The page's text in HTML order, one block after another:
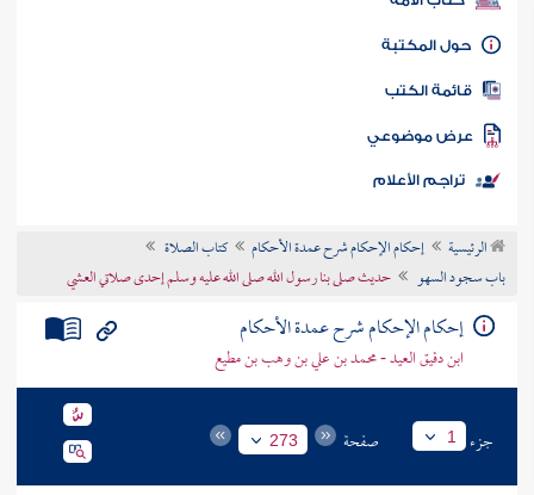
كتاب الأمة
المكتبة
الكتب
موضوعي
تراجم الأعلام
الرئيسية إحكام الإحكام شرح عمدة الأحكام
كتاب الصلاة
باب سجود السهو
حديث صلى بنا رسول الله صلى الله عليه وسلم إحدى صلاتي العشي
إحكام الإحكام شرح عمدة الأحكام
ابن دقيق العيد - محمد بن علي بن وهب بن مطيع
جزء 1 صفحة 273